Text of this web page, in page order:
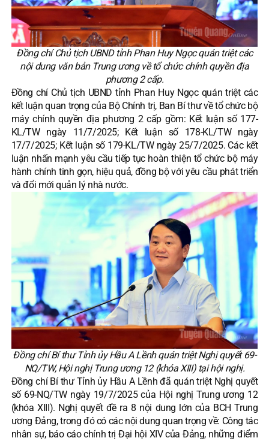
Đồng chí Chủ tịch UBND tỉnh Phan Huy Ngọc quán triệt các
nội dung văn bản Trung ương về tổ chức chính quyền địa
phương 2 cấp.
Đồng chí Chủ tịch UBND tỉnh Phan Huy Ngọc quán triệt các
kết luận quan trọng của Bộ Chính trị, Ban Bí thư về tổ chức bộ
máy chính quyền địa phương 2 cấp gồm: Kết luận số 177-
KL/TW ngày 11/7/2025; Kết luận số 178-KL/TW ngày
17/7/2025; Kết luận số 179-KL/TW ngày 25/7/2025. Các kết
luận nhấn mạnh yêu cầu tiếp tục hoàn thiện tổ chức bộ máy
hành chính tinh gọn, hiệu quả, đồng bộ với yêu cầu phát triển
và đổi mới quản lý nhà nước.
Đồng chí Bí thư Tỉnh ủy Hầu A Lềnh quán triệt Nghị quyết 69-
NQ/TW, Hội nghị Trung ương 12 (khóa XIII) tại hội nghị.
Đồng chí Bí thư Tỉnh ủy Hầu A Lềnh đã quán triệt Nghị quyết
số 69-NQ/TW ngày 19/7/2025 của Hội nghị Trung ương 12
(khóa XIII). Nghị quyết đề ra 8 nội dung lớn của BCH Trung
ương Đảng, trong đó có các nội dung quan trọng về: Công tác
nhân sự, báo cáo chính trị Đại hội XIV của Đảng, những điểm